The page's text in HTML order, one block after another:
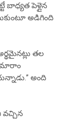
బాధ్యత పెళ్లైన
అడిగింది
తల
మారాం
అంది